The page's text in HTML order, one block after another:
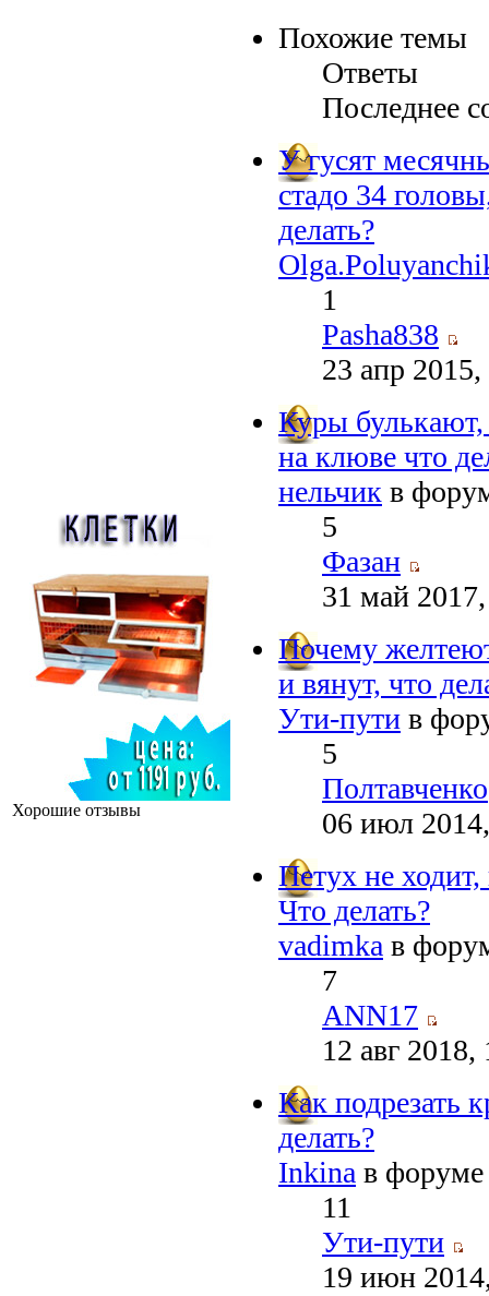
Хорошие отзывы
Похожие темы
Ответы
Последнее
У гусят
стадо 34
делать?
1
Pasha838
23 апр
Куры булькают,
на клюве что
нельчик в
5
Фазан
31 май
Почему
и вянут, что
Ути-пути в
5
Полтавченко
06 июл
Петух не ходит,
Что делать?
vadimka в
7
ANN17
12 авг 2018,
Как подрезать
делать?
Inkina в
11
Ути-пути
19 июн